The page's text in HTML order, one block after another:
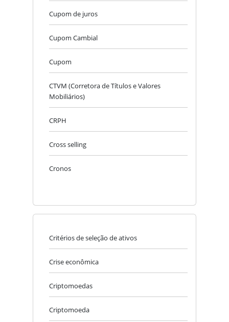
Cupom de juros
Cupom Cambial
Cupom
CTVM (Corretora de Títulos e Valores
Mobiliários)
CRPH
Cross selling
Cronos
Critérios de seleção de ativos
Crise econômica
Criptomoedas
Criptomoeda